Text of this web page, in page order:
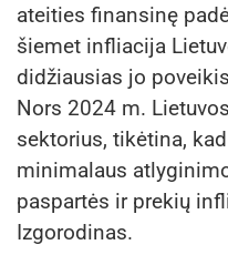
ateities finansinę
šiemet infliacija
didžiausias jo
Nors 2024 m.
sektorius, tikėtina,
minimalaus
paspartės ir prekių
Izgorodinas.